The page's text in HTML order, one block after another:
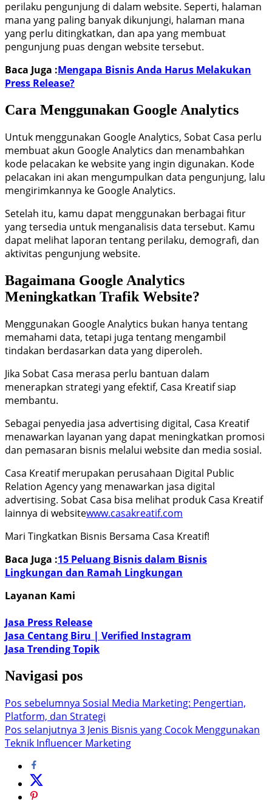
perilaku pengunjung di dalam website. Seperti, halaman
mana yang paling banyak dikunjungi, halaman mana
yang perlu ditingkatkan, dan apa yang membuat
pengunjung puas dengan website tersebut.
Baca Juga :Mengapa Bisnis Anda Harus Melakukan
Press Release?
Cara Menggunakan Google Analytics
Untuk menggunakan Google Analytics, Sobat Casa perlu
membuat akun Google Analytics dan menambahkan
kode pelacakan ke website yang ingin digunakan. Kode
pelacakan ini akan mengumpulkan data pengunjung, lalu
mengirimkannya ke Google Analytics.
Setelah itu, kamu dapat menggunakan berbagai fitur
yang tersedia untuk menganalisis data tersebut. Kamu
dapat melihat laporan tentang perilaku, demografi, dan
aktivitas pengunjung website.
Bagaimana Google Analytics
Meningkatkan Trafik Website?
Menggunakan Google Analytics bukan hanya tentang
memahami data, tetapi juga tentang mengambil
tindakan berdasarkan data yang diperoleh.
Jika Sobat Casa merasa perlu bantuan dalam
menerapkan strategi yang efektif, Casa Kreatif siap
membantu.
Sebagai penyedia jasa advertising digital, Casa Kreatif
menawarkan layanan yang dapat meningkatkan promosi
dan pemasaran bisnis melalui website dan media sosial.
Casa Kreatif merupakan perusahaan Digital Public
Relation Agency yang menawarkan jasa digital
advertising. Sobat Casa bisa melihat produk Casa Kreatif
lainnya di websitewww.casakreatif.com
Mari Tingkatkan Bisnis Bersama Casa Kreatif!
Baca Juga :15 Peluang Bisnis dalam Bisnis
Lingkungan dan Ramah Lingkungan
Layanan Kami
Jasa Press Release
Jasa Centang Biru | Verified Instagram
Jasa Trending Topik
Navigasi pos
Pos sebelumnya Sosial Media Marketing: Pengertian,
Platform, dan Strategi
Pos selanjutnya 3 Jenis Bisnis yang Cocok Menggunakan
Teknik Influencer Marketing